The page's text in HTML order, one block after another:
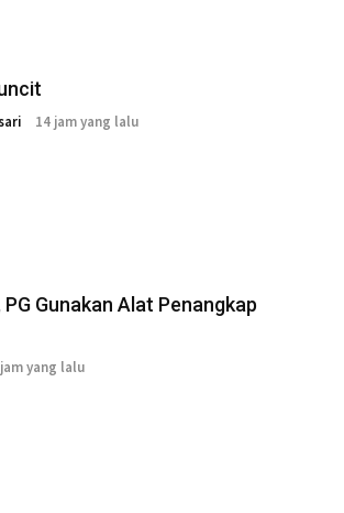
14 jam yang lalu
Gunakan Alat Penangkap
yang lalu